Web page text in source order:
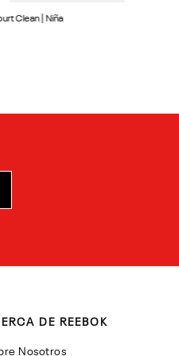
Clean | Niña
DE REEBOK
Nosotros